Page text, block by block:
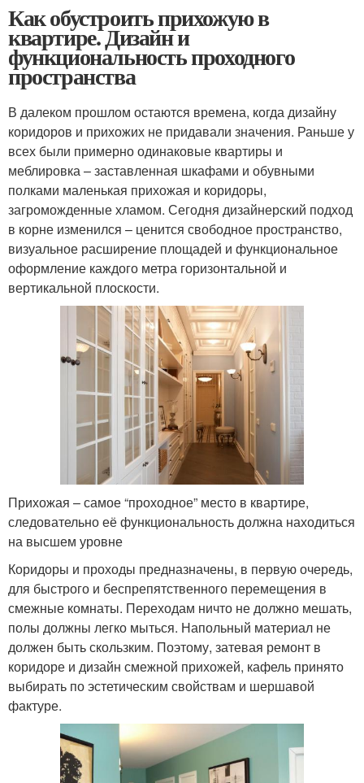
Как обустроить прихожую в
квартире. Дизайн и
функциональность проходного
пространства
В далеком прошлом остаются времена, когда дизайну
коридоров и прихожих не придавали значения. Раньше у
всех были примерно одинаковые квартиры и
меблировка – заставленная шкафами и обувными
полками маленькая прихожая и коридоры,
загроможденные хламом. Сегодня дизайнерский подход
в корне изменился – ценится свободное пространство,
визуальное расширение площадей и функциональное
оформление каждого метра горизонтальной и
вертикальной плоскости.
Прихожая – самое “проходное” место в квартире,
следовательно её функциональность должна находиться
на высшем уровне
Коридоры и проходы предназначены, в первую очередь,
для быстрого и беспрепятственного перемещения в
смежные комнаты. Переходам ничто не должно мешать,
полы должны легко мыться. Напольный материал не
должен быть скользким. Поэтому, затевая ремонт в
коридоре и дизайн смежной прихожей, кафель принято
выбирать по эстетическим свойствам и шершавой
фактуре.